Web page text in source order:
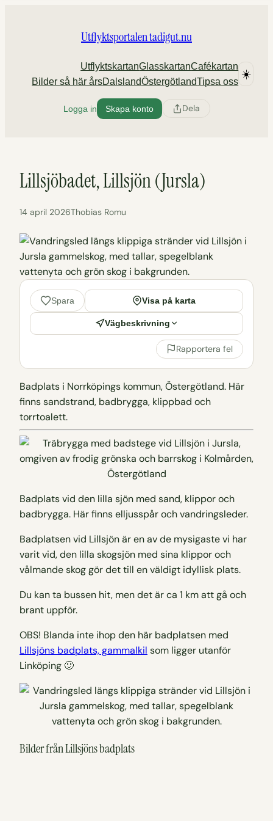
Utflyktsportalen tadigut.nu
UtflyktskartanGlasskartanCafékartan
Bilder så här årsDalslandÖstergötlandTipsa oss
☀️
Logga in Skapa konto Dela
Lillsjöbadet, Lillsjön (Jursla)
14 april 2026Thobias Romu
Spara Visa på karta
Vägbeskrivning
Rapportera fel
Badplats i Norrköpings kommun, Östergötland. Här
finns sandstrand, badbrygga, klippbad och
torrtoalett.
Badplats vid den lilla sjön med sand, klippor och
badbrygga. Här finns elljusspår och vandringsleder.
Badplatsen vid Lillsjön är en av de mysigaste vi har
varit vid, den lilla skogsjön med sina klippor och
vålmande skog gör det till en väldigt idyllisk plats.
Du kan ta bussen hit, men det är ca 1 km att gå och
brant uppför.
OBS! Blanda inte ihop den här badplatsen med
Lillsjöns badplats, gammalkil som ligger utanför
Linköping 🙂
Bilder från Lillsjöns badplats